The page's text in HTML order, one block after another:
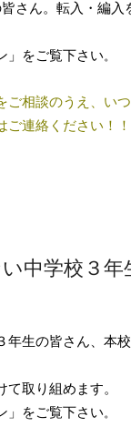
さん。転入・編
」をご覧下さい。
相談のうえ、い
ご連絡ください！！
中学校３
年生の皆さん、本
取り組めます。
」をご覧下さい。